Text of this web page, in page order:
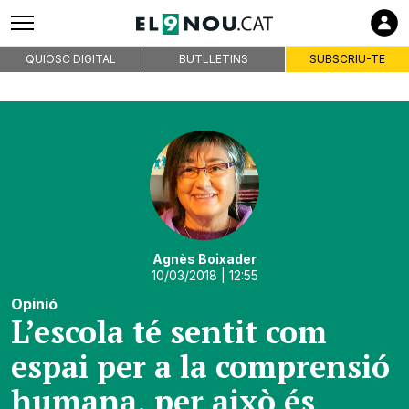
QUIOSC DIGITAL BUTLLETINS SUBSCRIU-TE
Agnès Boixader
10/03/2018 | 12:55
Opinió
L’escola té sentit com
espai per a la comprensió